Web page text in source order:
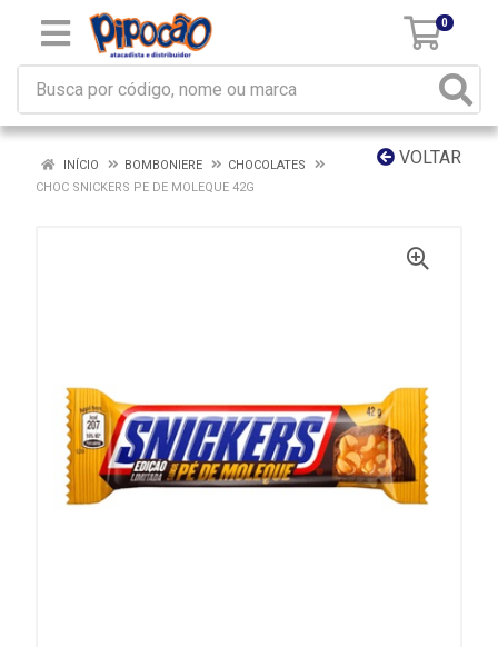
0
VOLTAR
INÍCIO BOMBONIERE
CHOCOLATES
CHOC SNICKERS PE DE MOLEQUE 42G